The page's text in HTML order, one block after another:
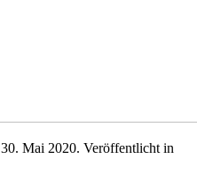
30. Mai 2020. Veröffentlicht in